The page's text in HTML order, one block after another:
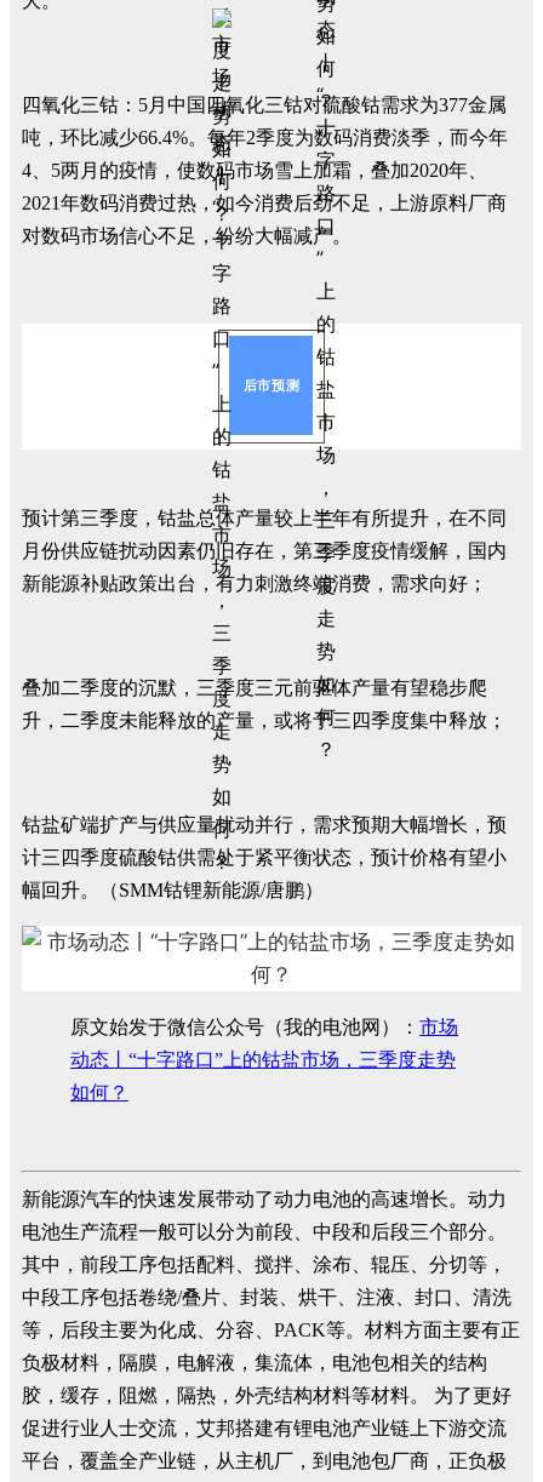
四氧化三钴：5月中国四氧化三钴对硫酸钴需求为377金属
吨，环比减少66.4%。每年2季度为数码消费淡季，而今年
4、5两月的疫情，使数码市场雪上加霜，叠加2020年、
2021年数码消费过热，如今消费后劲不足，上游原料厂商
对数码市场信心不足，纷纷大幅减产。
后市预测
预计第三季度，钴盐总体产量较上半年有所提升，在不同
月份供应链扰动因素仍旧存在，第三季度疫情缓解，国内
新能源补贴政策出台，有力刺激终端消费，需求向好；
叠加二季度的沉默，三季度三元前驱体产量有望稳步爬
升，二季度未能释放的产量，或将于三四季度集中释放；
钴盐矿端扩产与供应量扰动并行，需求预期大幅增长，预
计三四季度硫酸钴供需处于紧平衡状态，预计价格有望小
幅回升。（SMM钴锂新能源/唐鹏）
原文始发于微信公众号（我的电池网）： 市场
动态丨“十字路口”上的钴盐市场，三季度走势
如何？
新能源汽车的快速发展带动了动力电池的高速增长。动力
电池生产流程一般可以分为前段、中段和后段三个部分。
其中，前段工序包括配料、搅拌、涂布、辊压、分切等，
中段工序包括卷绕/叠片、封装、烘干、注液、封口、清洗
等，后段主要为化成、分容、PACK等。材料方面主要有正
负极材料，隔膜，电解液，集流体，电池包相关的结构
胶，缓存，阻燃，隔热，外壳结构材料等材料。 为了更好
促进行业人士交流，艾邦搭建有锂电池产业链上下游交流
平台，覆盖全产业链，从主机厂，到电池包厂商，正负极